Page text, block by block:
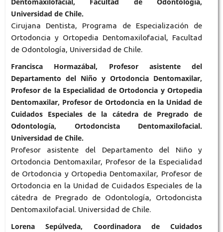
Universidad de Chile.
Cirujana Dentista, Programa de Especialización de
Ortodoncia y Ortopedia Dentomaxilofacial, Facultad
de Odontología, Universidad de Chile.
Francisca Hormazábal, Profesor asistente del
Departamento del Niño y Ortodoncia Dentomaxilar,
Profesor de la Especialidad de Ortodoncia y Ortopedia
Dentomaxilar, Profesor de Ortodoncia en la Unidad de
Cuidados Especiales de la cátedra de Pregrado de
Odontología, Ortodoncista Dentomaxilofacial.
Universidad de Chile.
Profesor asistente del Departamento del Niño y
Ortodoncia Dentomaxilar, Profesor de la Especialidad
de Ortodoncia y Ortopedia Dentomaxilar, Profesor de
Ortodoncia en la Unidad de Cuidados Especiales de la
cátedra de Pregrado de Odontología, Ortodoncista
Dentomaxilofacial. Universidad de Chile.
Lorena Sepúlveda, Coordinadora de Cuidados